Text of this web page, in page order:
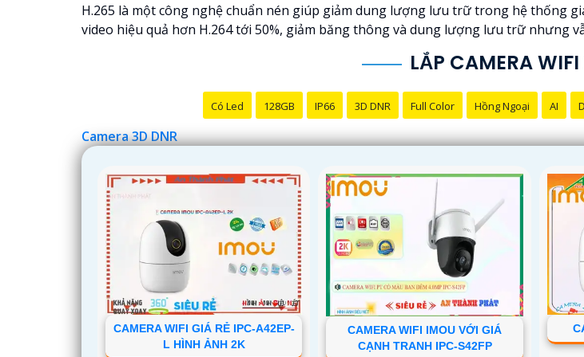
H.265 là một công nghệ chuẩn nén giúp giảm dung lượng lưu trữ trong hệ thống
video hiệu quả hơn H.264 tới 50%, giảm băng thông và dung lượng lưu trữ nhưng
LẮP CAMERA
Có Led 128GB IP66 3D DNR Full Color Hồng Ngoại AI
Camera 3D DNR
CAMERA WIFI GIÁ RẺ IPC-A42EP-
L HÌNH ẢNH 2K
CAMERA WIFI IMOU VỚI GIÁ
CẠNH TRANH IPC-S42FP